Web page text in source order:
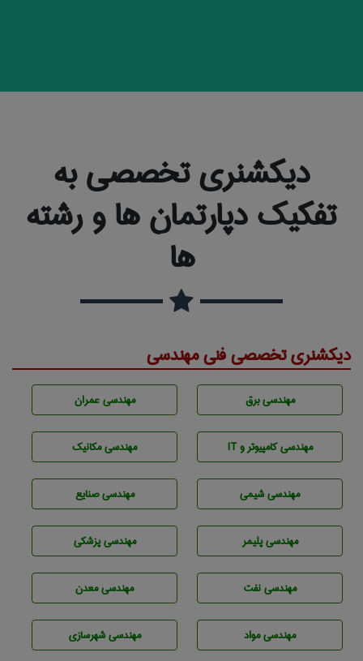
دیکشنری تخصصی به
تفکیک دپارتمان ها و رشته
ها
دیکشنری تخصصی فنی مهندسی
مهندسی برق مهندسی عمران
مهندسی كامپيوتر و IT مهندسی مکانیک
مهندسي شيمی مهندسی صنايع
مهندسی پليمر مهندسی پزشکی
مهندسی نفت مهندسی معدن
مهندسی مواد مهندسی شهرسازی